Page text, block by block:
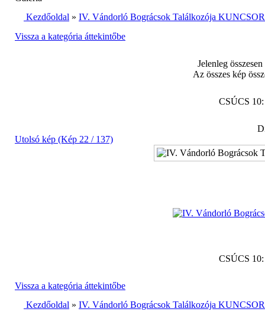
Kezdőoldal » IV. Vándorló Bográcsok Találkozója
Vissza a kategória áttekintőbe
Jelenleg
Az összes kép
CSÚCS
Utolsó kép (Kép 22 / 137)
CSÚCS
Vissza a kategória áttekintőbe
Kezdőoldal » IV. Vándorló Bográcsok Találkozója